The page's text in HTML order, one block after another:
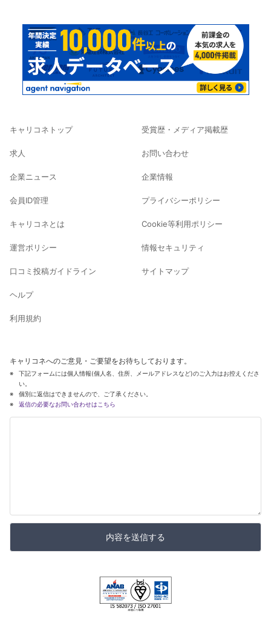
キャリコネトップ
求人
企業ニュース
会員ID管理
キャリコネとは
運営ポリシー
口コミ投稿ガイドライン
ヘルプ
利用規約
受賞歴・メディア掲載歴
お問い合わせ
企業情報
プライバシーポリシー
Cookie等利用ポリシー
情報セキュリティ
サイトマップ
キャリコネへのご意見・ご要望をお待ちしております。
下記フォームには個人情報(個人名、住所、メールアドレスなど)のご入力はお控えくださ
い。
個別に返信はできませんので、ご了承ください。
返信の必要なお問い合わせはこちら
内容を送信する